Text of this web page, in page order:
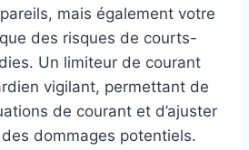
mais également votre
des risques de courts-
Un limiteur de courant
vigilant, permettant de
de courant et d’ajuster
dommages potentiels.